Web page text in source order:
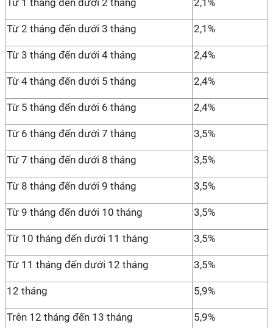
Từ 1 tháng đến dưới 2 tháng 2,1%
Từ 2 tháng đến dưới 3 tháng 2,1%
Từ 3 tháng đến dưới 4 tháng 2,4%
Từ 4 tháng đến dưới 5 tháng 2,4%
Từ 5 tháng đến dưới 6 tháng 2,4%
Từ 6 tháng đến dưới 7 tháng 3,5%
Từ 7 tháng đến dưới 8 tháng 3,5%
Từ 8 tháng đến dưới 9 tháng 3,5%
Từ 9 tháng đến dưới 10 tháng 3,5%
Từ 10 tháng đến dưới 11 tháng 3,5%
Từ 11 tháng đến dưới 12 tháng 3,5%
12 tháng 5,9%
Trên 12 tháng đến 13 tháng 5,9%